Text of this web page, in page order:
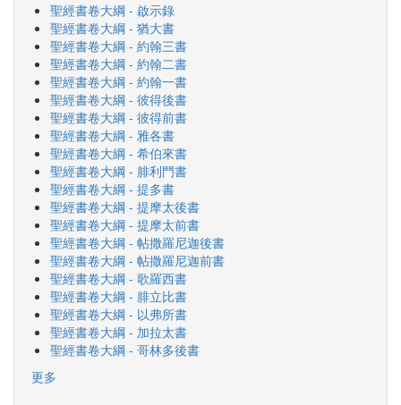
聖經書卷大綱 - 啟示錄
聖經書卷大綱 - 猶大書
聖經書卷大綱 - 約翰三書
聖經書卷大綱 - 約翰二書
聖經書卷大綱 - 約翰一書
聖經書卷大綱 - 彼得後書
聖經書卷大綱 - 彼得前書
聖經書卷大綱 - 雅各書
聖經書卷大綱 - 希伯來書
聖經書卷大綱 - 腓利門書
聖經書卷大綱 - 提多書
聖經書卷大綱 - 提摩太後書
聖經書卷大綱 - 提摩太前書
聖經書卷大綱 - 帖撒羅尼迦後書
聖經書卷大綱 - 帖撒羅尼迦前書
聖經書卷大綱 - 歌羅西書
聖經書卷大綱 - 腓立比書
聖經書卷大綱 - 以弗所書
聖經書卷大綱 - 加拉太書
聖經書卷大綱 - 哥林多後書
更多